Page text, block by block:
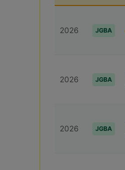
2026 JGBA
2026 JGBA
2026 JGBA